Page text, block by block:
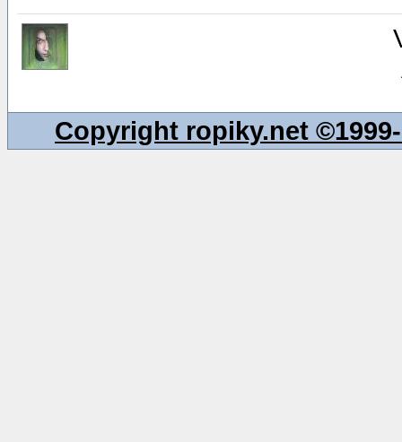
Copyright ropiky.net